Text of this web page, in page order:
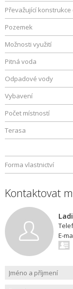
Převažující
Pozemek
Možnosti využití
Pitná voda
Odpadové vody
Vybavení
Počet místností
Terasa
Forma vlastnictví
Kontaktovat
E-